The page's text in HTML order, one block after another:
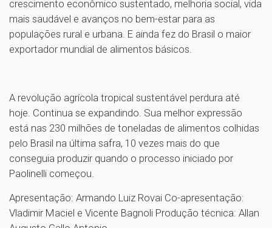
crescimento econômico sustentado, melhoria social, vida
mais saudável e avanços no bem-estar para as
populações rural e urbana. E ainda fez do Brasil o maior
exportador mundial de alimentos básicos.
A revolução agrícola tropical sustentável perdura até
hoje. Continua se expandindo. Sua melhor expressão
está nas 230 milhões de toneladas de alimentos colhidas
pelo Brasil na última safra, 10 vezes mais do que
conseguia produzir quando o processo iniciado por
Paolinelli começou.
Apresentação: Armando Luiz Rovai Co-apresentação:
Vladimir Maciel e Vicente Bagnoli Produção técnica: Allan